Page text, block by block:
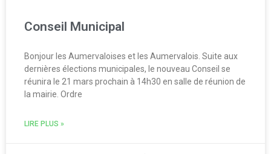
Conseil Municipal
Bonjour les Aumervaloises et les Aumervalois. Suite aux
dernières élections municipales, le nouveau Conseil se
réunira le 21 mars prochain à 14h30 en salle de réunion de
la mairie. Ordre
LIRE PLUS »